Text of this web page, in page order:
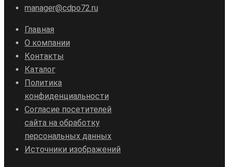
manager@cdpo72.ru
Главная
О компании
Контакты
Каталог
Политика
конфиденциальности
Согласие посетителей
сайта на обработку
персональных данных
Источники изображений